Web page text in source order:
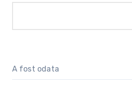
A fost odata